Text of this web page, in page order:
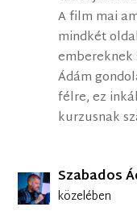
A film mai
mindkét
Ádám
félre, ez
kurzusnak
Szabados
közelében